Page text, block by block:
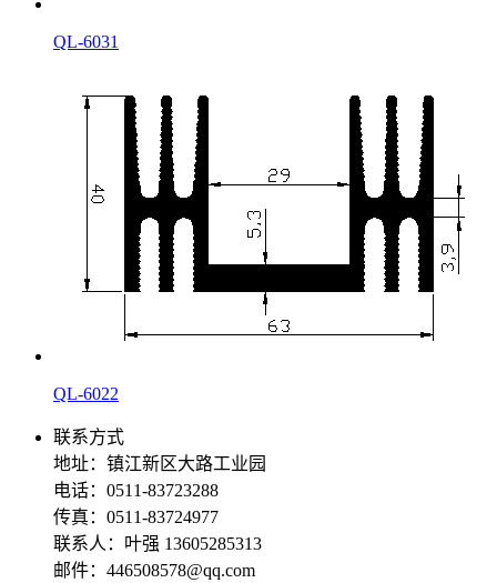
QL-6031
QL-6022
联系方式
地址：镇江新区大路工业园
电话：0511-83723288
传真：0511-83724977
联系人：叶强 13605285313
邮件：446508578@qq.com